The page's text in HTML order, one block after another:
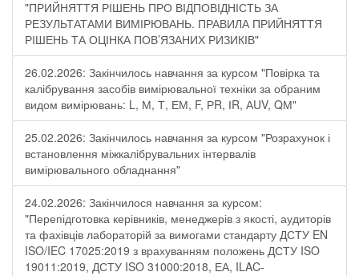
"ПРИЙНЯТТЯ РІШЕНЬ ПРО ВІДПОВІДНІСТЬ ЗА
РЕЗУЛЬТАТАМИ ВИМІРЮВАНЬ. ПРАВИЛА ПРИЙНЯТТЯ
РІШЕНЬ ТА ОЦІНКА ПОВ’ЯЗАНИХ РИЗИКІВ"
26.02.2026: Закінчилось навчання за курсом "Повірка та
калібрування засобів вимірювальної техніки за обраним
видом вимірювань: L, М, Т, ЕМ, F, РR, ІR, АUV, QМ"
25.02.2026: Закінчилось навчання за курсом "Розрахунок і
встановлення міжкалібрувальних інтервалів
вимірювального обладнання"
24.02.2026: Закінчилося навчання за курсом:
"Перепідготовка керівників, менеджерів з якості, аудиторів
та фахівців лабораторій за вимогами стандарту ДСТУ EN
ISO/IEC 17025:2019 з врахуванням положень ДСТУ ISO
19011:2019, ДСТУ ISO 31000:2018, ЕА, ILAC-